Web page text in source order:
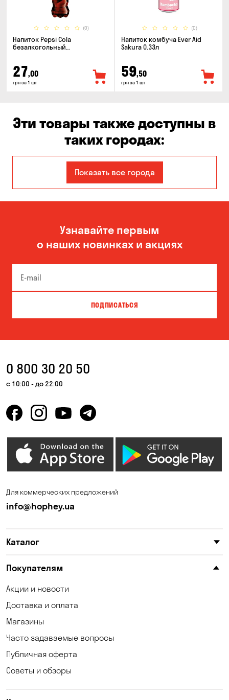
(0)
Напиток Pepsi Cola
безалкогольный
27,00
грн за 1 шт
(0)
Напиток комбуча Ever Aid
Sakura 0.33л
59,50
грн за 1 шт
Эти товары также доступны в
таких городах:
Авангард
Бабурка Балабино
Бережинка Борисполь
Бровары
Вита-Почтовая Вишневое
Горишние Плавни
Елизаветовка Зазимье
Калиновка
Киев
Княжичи
Котовка
Кривой Рог
Кропивницкий
Показать все города
Узнавайте первым
о наших новинках и акциях
ПОДПИСАТЬСЯ
0 800 30 20 50
с 10:00 - до 22:00
Для коммерческих предложений
info@hophey.ua
Каталог
Покупателям
Акции и новости
Доставка и оплата
Магазины
Часто задаваемые вопросы
Публичная оферта
Советы и обзоры